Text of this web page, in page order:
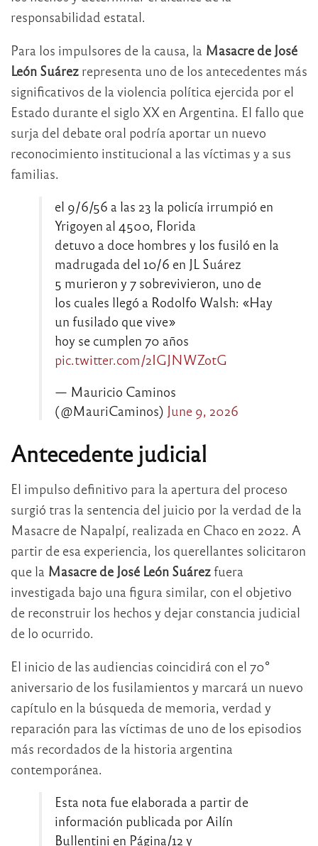
responsabilidad estatal.
Para los impulsores de la causa, la Masacre de José
León Suárez representa uno de los antecedentes más
significativos de la violencia política ejercida por el
Estado durante el siglo XX en Argentina. El fallo que
surja del debate oral podría aportar un nuevo
reconocimiento institucional a las víctimas y a sus
familias.
el 9/6/56 a las 23 la policía irrumpió en
Yrigoyen al 4500, Florida
detuvo a doce hombres y los fusiló en la
madrugada del 10/6 en JL Suárez
5 murieron y 7 sobrevivieron, uno de
los cuales llegó a Rodolfo Walsh: «Hay
un fusilado que vive»
hoy se cumplen 70 años
pic.twitter.com/2IGJNWZotG
— Mauricio Caminos
(@MauriCaminos) June 9, 2026
Antecedente judicial
El impulso definitivo para la apertura del proceso
surgió tras la sentencia del juicio por la verdad de la
Masacre de Napalpí, realizada en Chaco en 2022. A
partir de esa experiencia, los querellantes solicitaron
que la Masacre de José León Suárez fuera
investigada bajo una figura similar, con el objetivo
de reconstruir los hechos y dejar constancia judicial
de lo ocurrido.
El inicio de las audiencias coincidirá con el 70°
aniversario de los fusilamientos y marcará un nuevo
capítulo en la búsqueda de memoria, verdad y
reparación para las víctimas de uno de los episodios
más recordados de la historia argentina
contemporánea.
Esta nota fue elaborada a partir de
información publicada por Ailín
Bullentini en Página/12 y